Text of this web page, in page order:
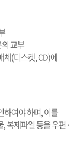
교부
체(디스켓, CD)에
하여야 하며, 이를
복제파일 등을 우편·